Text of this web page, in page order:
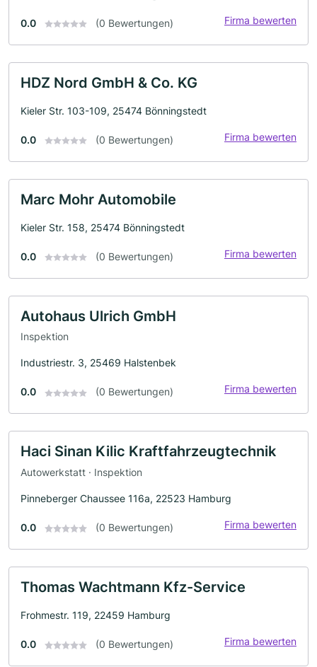
0.0 (0 Bewertungen) Firma bewerten
HDZ Nord GmbH & Co. KG
Kieler Str. 103-109, 25474 Bönningstedt
0.0 (0 Bewertungen) Firma bewerten
Marc Mohr Automobile
Kieler Str. 158, 25474 Bönningstedt
0.0 (0 Bewertungen) Firma bewerten
Autohaus Ulrich GmbH
Inspektion
Industriestr. 3, 25469 Halstenbek
0.0 (0 Bewertungen) Firma bewerten
Haci Sinan Kilic Kraftfahrzeugtechnik
Autowerkstatt · Inspektion
Pinneberger Chaussee 116a, 22523 Hamburg
0.0 (0 Bewertungen) Firma bewerten
Thomas Wachtmann Kfz-Service
Frohmestr. 119, 22459 Hamburg
0.0 (0 Bewertungen) Firma bewerten